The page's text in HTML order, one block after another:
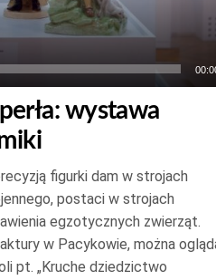
wystawa
figurki dam w strojach
postaci w strojach
egzotycznych zwierząt.
w Pacykowie, można
pt. „Kruche dziedzictwo